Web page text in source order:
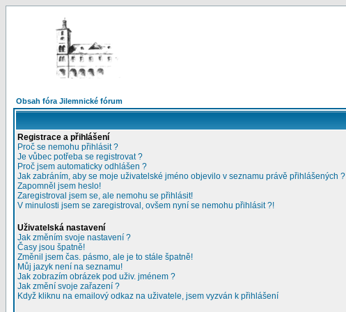
Obsah fóra Jilemnické fórum
Registrace a přihlášení
Proč se nemohu přihlásit ?
Je vůbec potřeba se registrovat ?
Proč jsem automaticky odhlášen ?
Jak zabráním, aby se moje uživatelské jméno objevilo v seznamu právě přihlášených ?
Zapomněl jsem heslo!
Zaregistroval jsem se, ale nemohu se přihlásit!
V minulosti jsem se zaregistroval, ovšem nyní se nemohu přihlásit ?!
Uživatelská nastavení
Jak změním svoje nastavení ?
Časy jsou špatně!
Změnil jsem čas. pásmo, ale je to stále špatně!
Můj jazyk není na seznamu!
Jak zobrazím obrázek pod uživ. jménem ?
Jak změní svoje zařazení ?
Když kliknu na emailový odkaz na uživatele, jsem vyzván k přihlášení